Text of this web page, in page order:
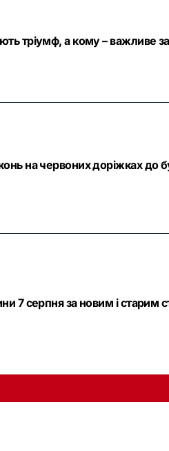
тріумф, а кому – важливе
на червоних доріжках до
7 серпня за новим і